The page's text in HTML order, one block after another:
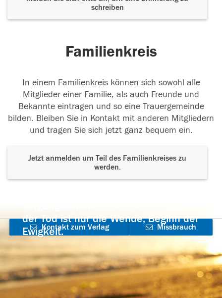
schreiben
Familienkreis
In einem Familienkreis können sich sowohl alle
Mitglieder einer Familie, als auch Freunde und
Bekannte eintragen und so eine Trauergemeinde
bilden. Bleiben Sie in Kontakt mit anderen Mitgliedern
und tragen Sie sich jetzt ganz bequem ein.
Jetzt anmelden um Teil des Familienkreises zu
werden.
der Tod ist nur die Wende, Beginn der
Ewigkeit.
Kontakt zum Verlag
aufnehmen
Missbrauch